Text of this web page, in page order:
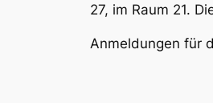
27, im Raum 21.
Anmeldungen für